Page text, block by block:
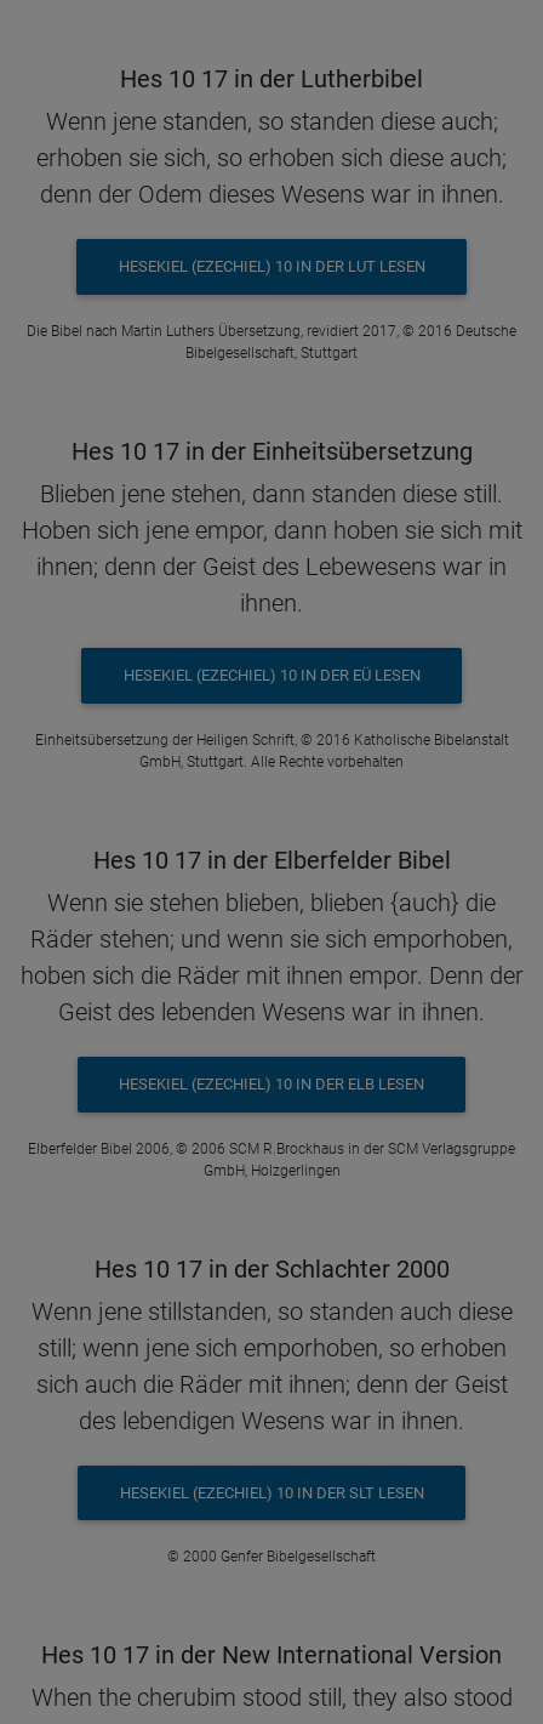
Hes 10 17 in der Lutherbibel
Wenn jene standen, so standen diese auch;
erhoben sie sich, so erhoben sich diese auch;
denn der Odem dieses Wesens war in ihnen.
HESEKIEL (EZECHIEL) 10 IN DER LUT LESEN
Die Bibel nach Martin Luthers Übersetzung, revidiert 2017, © 2016 Deutsche
Bibelgesellschaft, Stuttgart
Hes 10 17 in der Einheitsübersetzung
Blieben jene stehen, dann standen diese still.
Hoben sich jene empor, dann hoben sie sich mit
ihnen; denn der Geist des Lebewesens war in
ihnen.
HESEKIEL (EZECHIEL) 10 IN DER EÜ LESEN
Einheitsübersetzung der Heiligen Schrift, © 2016 Katholische Bibelanstalt
GmbH, Stuttgart. Alle Rechte vorbehalten
Hes 10 17 in der Elberfelder Bibel
Wenn sie stehen blieben, blieben {auch} die
Räder stehen; und wenn sie sich emporhoben,
hoben sich die Räder mit ihnen empor. Denn der
Geist des lebenden Wesens war in ihnen.
HESEKIEL (EZECHIEL) 10 IN DER ELB LESEN
Elberfelder Bibel 2006, © 2006 SCM R.Brockhaus in der SCM Verlagsgruppe
GmbH, Holzgerlingen
Hes 10 17 in der Schlachter 2000
Wenn jene stillstanden, so standen auch diese
still; wenn jene sich emporhoben, so erhoben
sich auch die Räder mit ihnen; denn der Geist
des lebendigen Wesens war in ihnen.
HESEKIEL (EZECHIEL) 10 IN DER SLT LESEN
© 2000 Genfer Bibelgesellschaft
Hes 10 17 in der New International Version
When the cherubim stood still, they also stood